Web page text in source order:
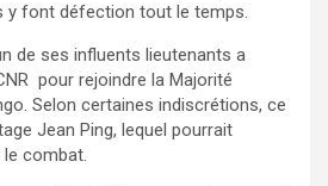
y font défection tout le temps.
de ses influents lieutenants a
pour rejoindre la Majorité
Selon certaines indiscrétions, ce
Jean Ping, lequel pourrait
combat.